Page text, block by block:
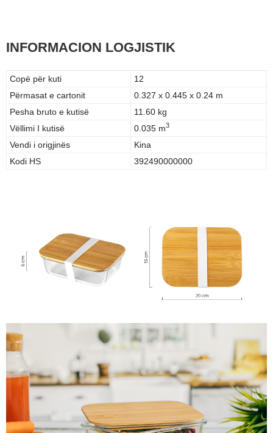
INFORMACION LOGJISTIK
Copë për kuti
12
Përmasat e cartonit
0.327 x 0.445 x 0.24 m
Pesha bruto e kutisë
11.60 kg
Vëllimi I kutisë
0.035 m3
Vendi i origjinës
Kina
Kodi HS
392490000000